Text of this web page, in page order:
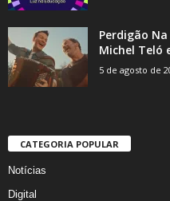
Perdigão
Michel Teló
5 de agosto de
CATEGORIA POPULAR
Notícias
Digital